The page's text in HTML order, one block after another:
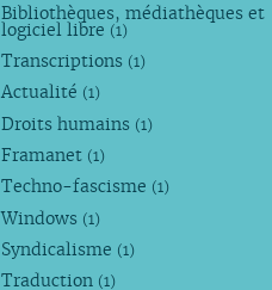
Bibliothèques, médiathèques et
logiciel libre (1)
Transcriptions (1)
Actualité (1)
Droits humains (1)
Framanet (1)
Techno-fascisme (1)
Windows (1)
Syndicalisme (1)
Traduction (1)